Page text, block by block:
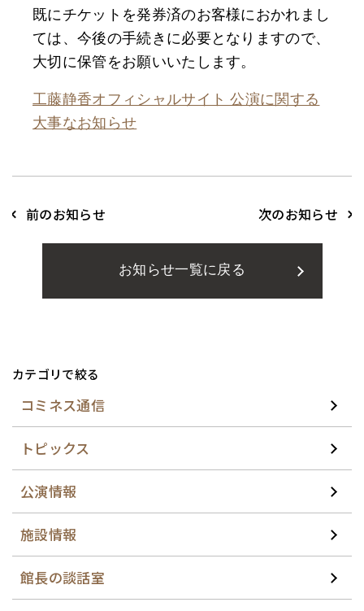
既にチケットを発券済のお客様におかれまし
ては、今後の手続きに必要となりますので、
大切に保管をお願いいたします。
工藤静香オフィシャルサイト 公演に関する
大事なお知らせ
前のお知らせ 次のお知らせ
お知らせ一覧に戻る
カテゴリで絞る
コミネス通信
トピックス
公演情報
施設情報
館長の談話室